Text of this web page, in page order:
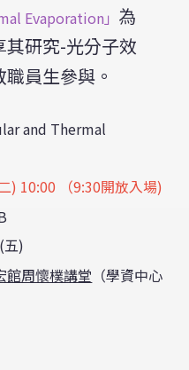
Evaporation」 為
研究-光分子效
員生參與。
and Thermal
) 10:00 （9:30開放入場)
五)
館周懷樸講堂 （學資中心